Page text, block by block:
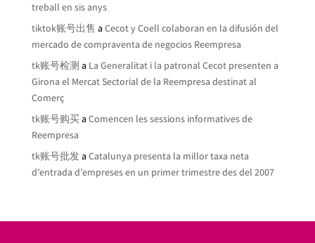
treball en sis anys
tiktok账号出售 aCecot y Coell colaboran en la difusión del
mercado de compraventa de negocios Reempresa
tk账号检测 a La Generalitat i la patronal Cecot presenten a
Girona el Mercat Sectorial de la Reempresa destinat al
Comerç
tk账号购买aComencen les sessions informatives de
Reempresa
tk账号批发aCatalunya presenta la millor taxa neta
d’entrada d’empreses en un primer trimestre des del 2007